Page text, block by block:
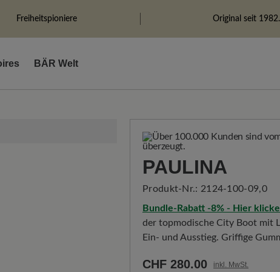
Freiheitspioniere Original seit 1982.
BÄR Welt
PAULINA
Produkt-Nr.: 2124-100-09,0
Bundle-Rabatt -8% - Hier
der topmodische City Boot mit
Ein- und Ausstieg. Griffige
CHF 280.00 inkl. MwSt.